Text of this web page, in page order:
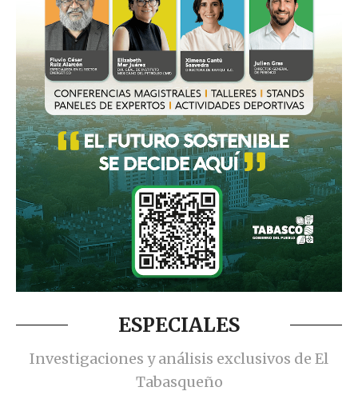
ESPECIALES
Investigaciones y análisis exclusivos de El
Tabasqueño